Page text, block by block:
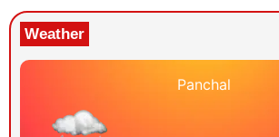
Weather
Panchal